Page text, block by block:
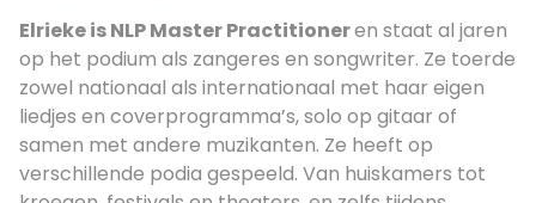
Elrieke is NLP Master Practitioneren staat al jaren
op het podium als zangeres en songwriter. Ze toerde
zowel nationaal als internationaal met haar eigen
liedjes en coverprogramma’s, solo op gitaar of
samen met andere muzikanten. Ze heeft op
verschillende podia gespeeld. Van huiskamers tot